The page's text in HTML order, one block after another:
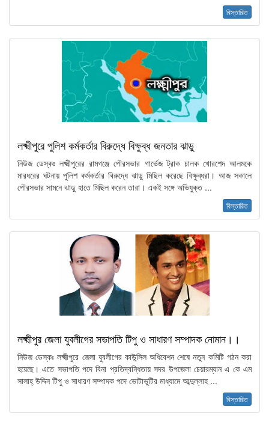
বিস্তারিত
লক্ষ্মীপুরে পুলিশ কর্মকর্তার বিরুদ্ধে বিক্ষুব্ধ জনতার ঝাড়ু
নিউজ ডেস্কঃ লক্ষ্মীপুরের রামগঞ্জে পৌরসভার গার্ভেজ ট্রাক চালক খোরশেদ আলমকে
মারধরের ঘটনায় পুলিশ কর্মকর্তার বিরুদ্ধে ঝাড়ু মিছিল করেছে বিক্ষুব্ধরা। আজ সকালে
পৌরসভার সামনে ঝাড়ু হাতে মিছিল করেন তারা। একই সঙ্গে অভিযুক্ত ...
বিস্তারিত
লক্ষ্মীপুর জেলা যুবলীগের সভাপতি টিপু ও সাধারণ সম্পাদক নোমান।।
নিউজ ডেস্কঃ লক্ষ্মীপুরে জেলা যুবলীগের কাউন্সিল অধিবেশন শেষে নতুন কমিটি গঠন করা
হয়েছে। এতে সভাপতি পদে বিনা প্রতিদ্বন্ধিতায় সদর উপজেলা চেয়ারম্যান এ কে এম
সালাহ্ উদ্দিন টিপু ও সাধারণ সম্পাদক পদে ভোটাভুটির মাধ্যামে আব্দুল্লাহ ...
বিস্তারিত